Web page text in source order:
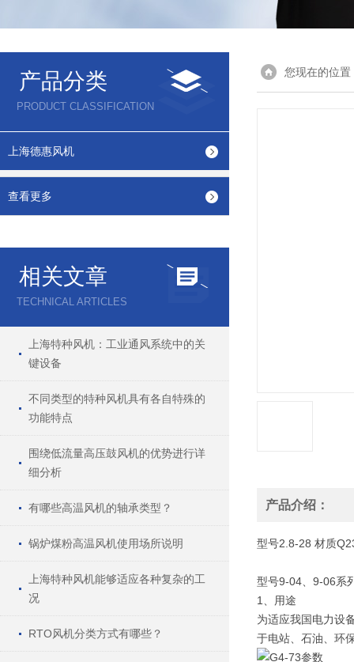
产品分类
PRODUCT CLASSIFICATION
上海德惠风机
查看更多
相关文章
TECHNICAL ARTICLES
上海特种风机：工业通风系统中的关
键设备
不同类型的特种风机具有各自特殊的
功能特点
围绕低流量高压鼓风机的优势进行详
细分析
有哪些高温风机的轴承类型？
锅炉煤粉高温风机使用场所说明
上海特种风机能够适应各种复杂的工
况
RTO风机分类方式有哪些？
您现在的位置
产品介绍：
型号2.8-28 材质
型号9-04、9-06系
1、用途
为适应我国电力设
于电站、石油、环